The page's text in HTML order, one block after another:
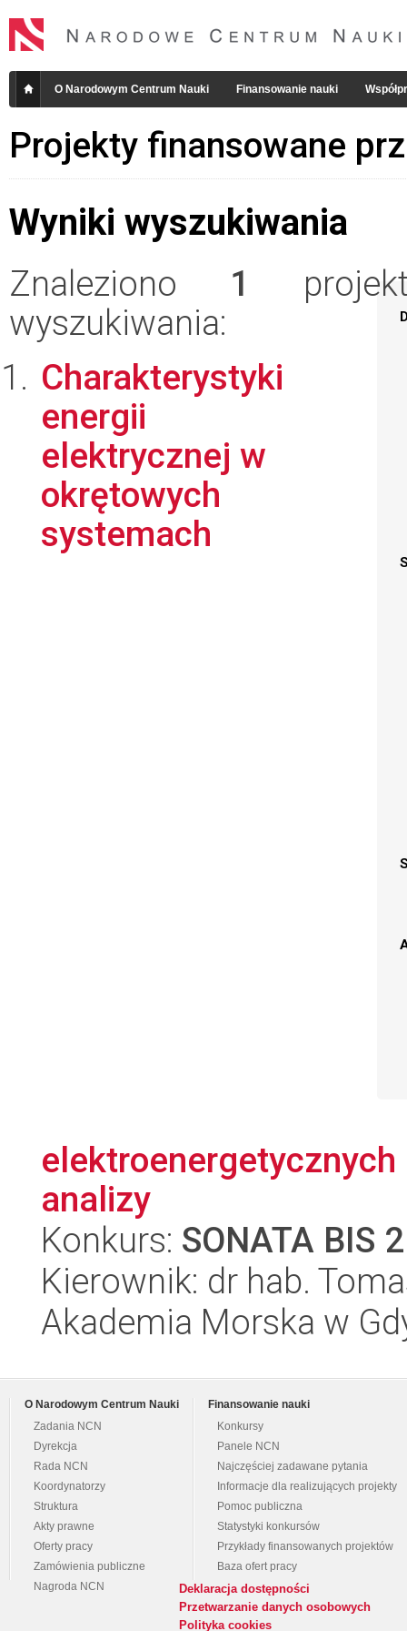
O Narodowym Centrum Nauki Finansowanie nauki
Projekty finansowane
Wyniki wyszukiwania
Znaleziono 1
wyszukiwania:
Charakterystyki
energii
elektrycznej w
okrętowych
systemach
analizy
Konkurs: SONATA BIS 2
Kierownik: dr hab.
Akademia Morska w
O Narodowym Centrum Nauki
Zadania NCN
Dyrekcja
Rada NCN
Koordynatorzy
Struktura
Akty prawne
Oferty pracy
Zamówienia publiczne
Nagroda NCN
Finansowanie nauki
Konkursy
Panele NCN
Najczęściej zadawane pytania
Informacje dla realizujących projekty
Pomoc publiczna
Statystyki konkursów
Przykłady finansowanych projektów
Baza ofert pracy
Deklaracja dostępności
Przetwarzanie danych osobowych
Polityka cookies